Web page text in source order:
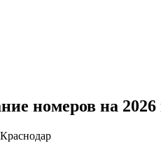
номеров на 2026